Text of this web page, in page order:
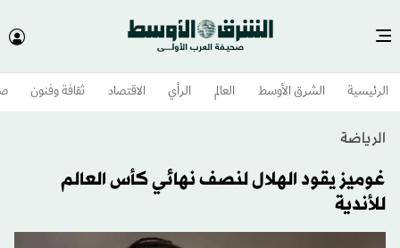
الرئيسية الشرق الأوسط​ العالم الرأي الاقتصاد ثقافة وفنون
الرياضة
غوميز يقود الهلال لنصف نهائي كأس العالم
للأندية